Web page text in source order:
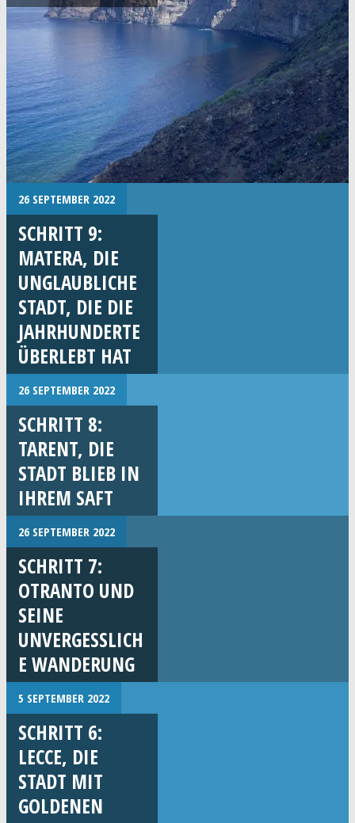
26 SEPTEMBER 2022
SCHRITT 9:
MATERA, DIE
UNGLAUBLICHE
STADT, DIE DIE
JAHRHUNDERTE
ÜBERLEBT HAT
26 SEPTEMBER 2022
SCHRITT 8:
TARENT, DIE
STADT BLIEB IN
IHREM SAFT
26 SEPTEMBER 2022
SCHRITT 7:
OTRANTO UND
SEINE
UNVERGESSLICH
E WANDERUNG
5 SEPTEMBER 2022
SCHRITT 6:
LECCE, DIE
STADT MIT
GOLDENEN